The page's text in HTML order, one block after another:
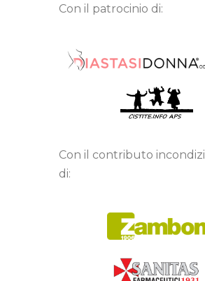
Con il patrocinio di:
Con il contributo
di: